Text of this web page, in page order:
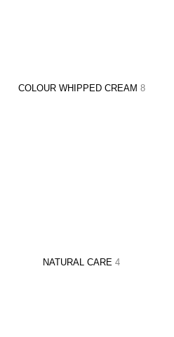
COLOUR WHIPPED CREAM 8
NATURAL CARE 4